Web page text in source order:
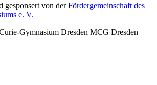
gesponsert von derFördergemeinschaft des
e. V.
Gymnasium Dresden MCG Dresden